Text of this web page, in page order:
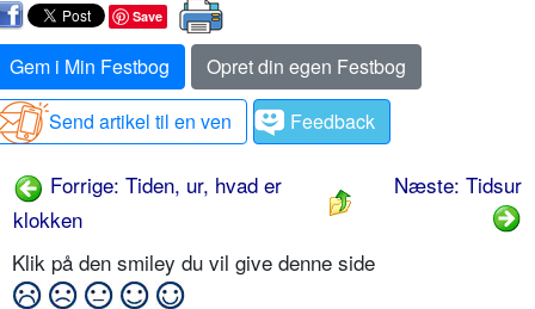
Save
Gem i Min Festbog
Opret din egen Festbog
Send artikel til en ven
Feedback
Forrige: Tiden, ur, hvad er
klokken
Næste: Tidsur
Klik på den smiley du vil give denne side